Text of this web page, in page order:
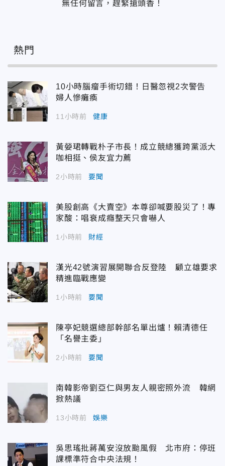
無任何留言，趕緊搶頭香！
熱門
10小時腦瘤手術切錯！日醫忽視2次警告
婦人慘癱瘓
11小時前 健康
黃嫈珺轉戰朴子市長！成立競總獲跨黨派大
咖相挺、侯友宜力薦
2小時前 要聞
美股創高《大賣空》本尊卻喊要股災了！專
家酸：唱衰成癮整天只會嚇人
1小時前 財經
漢光42號演習展開聯合反登陸 顧立雄要求
精進臨戰應變
1小時前 要聞
陳亭妃競選總部幹部名單出爐！賴清德任
「名譽主委」
2小時前 要聞
南韓影帝劉亞仁與男友人親密照外流 韓網
掀熱議
13小時前 娛樂
吳思瑤批蔣萬安沒放颱風假 北市府：停班
課標準符合中央法規！